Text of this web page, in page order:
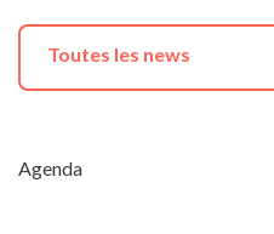
Toutes les news
Agenda